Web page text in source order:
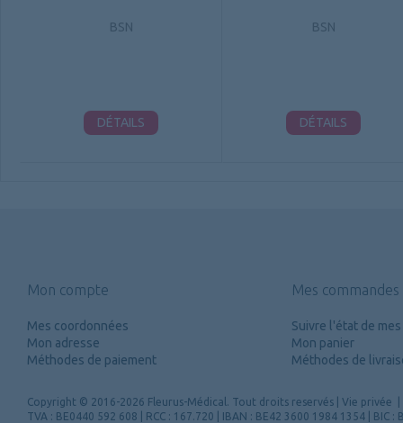
BSN
DÉTAILS
BSN
DÉTAILS
Mon compte
Mes coordonnées
Mon adresse
Méthodes de paiement
Mes commandes
Suivre l'état de
Mon panier
Méthodes de
Copyright © 2016-2026 Fleurus-Médical. Tout droits reservés Vie privée
TVA : BE0440 592 608 | RCC : 167.720 | IBAN : BE42 3600 1984 1354 | BIC :